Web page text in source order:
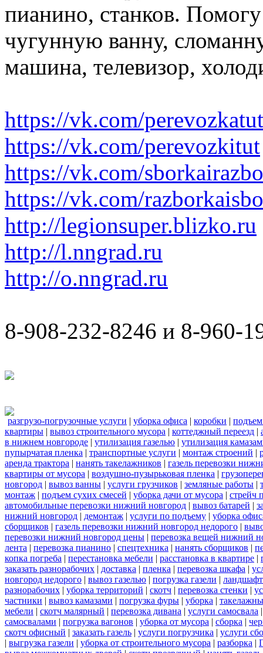
пианино, станков.
чугунную ванну,
машина, телевизор,
https://vk.com/perevozkatut
https://vk.com/perevozkitut
https://vk.com/
https://vk.com/
http://legionsuper.blizko.ru
http://l.nngrad.ru
http://o.nngrad.ru
8-908-232-8246 и 8-960-
разгрузо-погрузочные услуги | уборка офиса | коробки |
квартиры | вывоз строительного мусора | коттеджный переезд |
в нижнем новгороде | утилизация газелью | утилизация
пупырчатая пленка | транспортные услуги | монтаж строений |
аренда трактора | нанять такелажников | газель перевозки
квартиры от мусора | воздушно-пузырьковая пленка |
новгород | вывоз ванны | услуги грузчиков | земляные работы |
монтаж | подъем сухих смесей | уборка дачи от мусора | стрейч
автомобильные перевозки нижний новгород | вывоз батарей |
нижний новгород | демонтаж | услуги по подъему | уборка
сборщиков | газель перевозки нижний новгород недорого |
перевозки нижний новгород цены | перевозка вещей нижний
лента | перевозка пианино | спецтехника | нанять сборщиков |
копка погреба | перестановка мебели | расстановка в квартире |
заказать разнорабочих | доставка | пленка | перевозка шкафа |
новгород недорого | вывоз газелью | погрузка газели |
разнорабочих | уборка территорий | скотч | перевозка стенки |
частники | вывоз камазами | погрузка фуры | уборка |
мебели | скотч малярный | перевозка дивана | услуги самосвала
самосвалами | погрузка вагонов | уборка от мусора | сборка |
скотч офисный | заказать газель | услуги погрузчика | услуги
| выгрузка газели | уборка от строительного мусора | разборка |